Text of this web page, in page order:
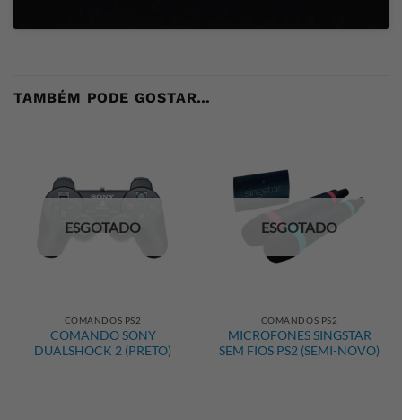
TAMBÉM PODE GOSTAR…
ESGOTADO
COMANDOS PS2
COMANDO SONY
DUALSHOCK 2 (PRETO)
ESGOTADO
COMANDOS PS2
MICROFONES SINGSTAR
SEM FIOS PS2 (SEMI-NOVO)